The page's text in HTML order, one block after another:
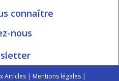
livraison
site
articles
connaître
nous?
avec vous
de nous
nous
Articles | Mentions légales |